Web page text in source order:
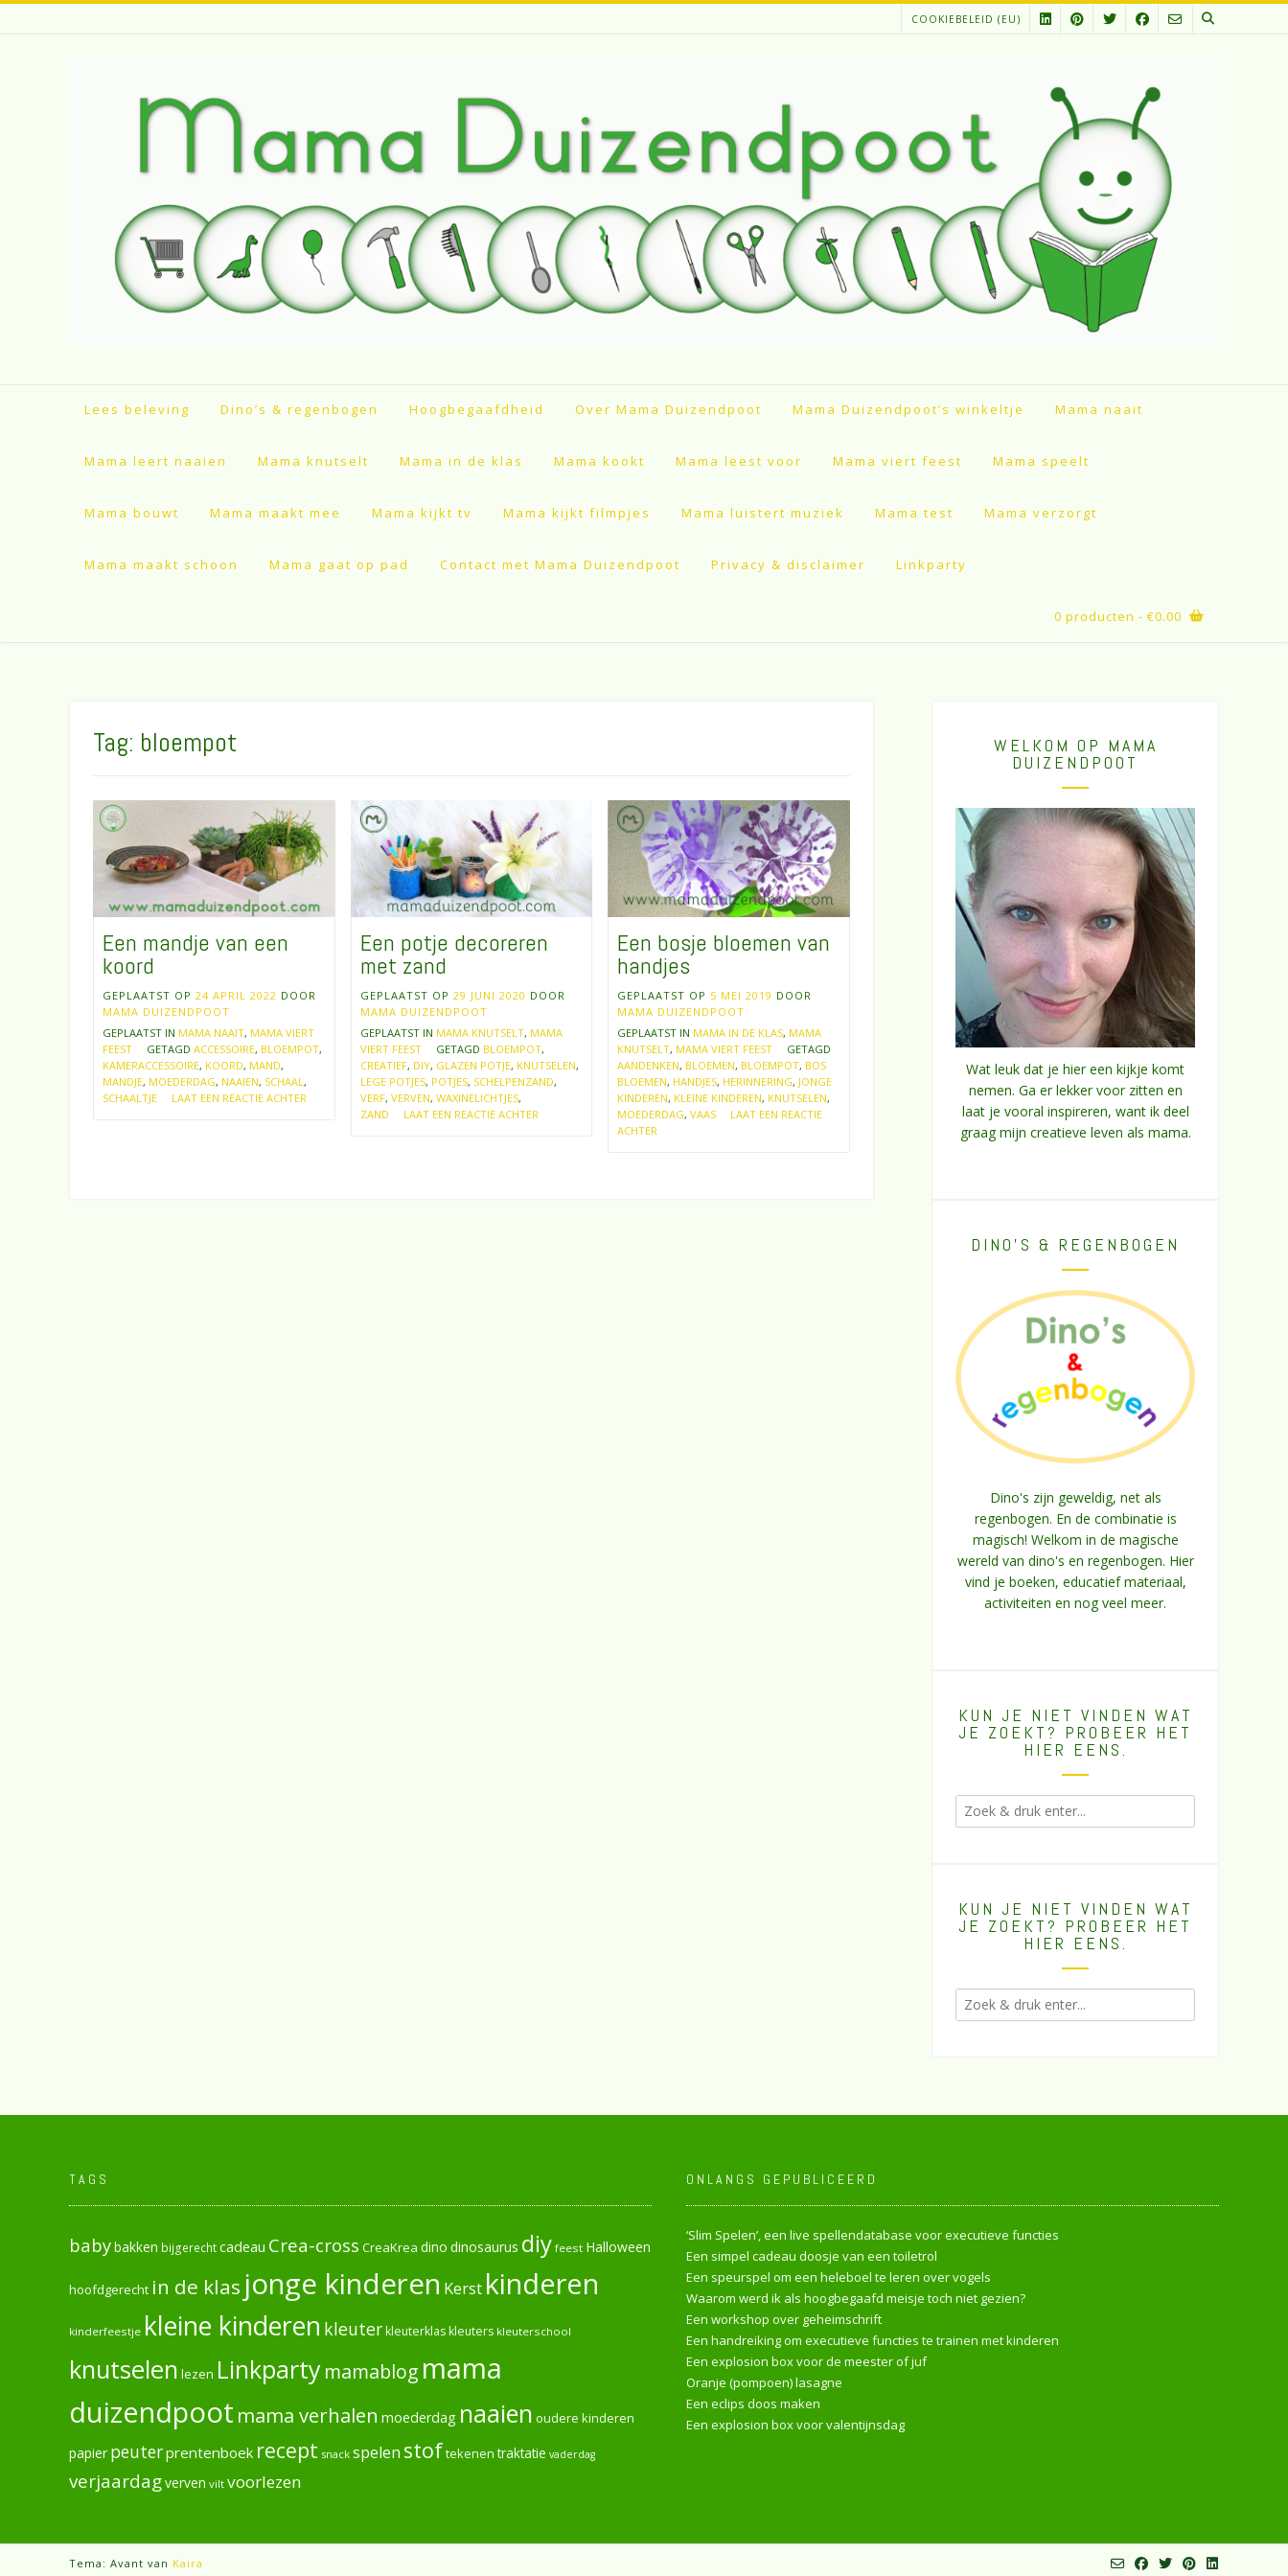
Spring
COOKIEBELEID (EU)
Lees beleving Dino’s & regenbogen Hoogbegaafdheid Over Mama Duizendpoot Mama Duizendpoot’s winkeltje Mama naait
Mama leert naaien Mama knutselt Mama in de klas Mama kookt Mama leest voor Mama viert feest Mama speelt
Mama bouwt Mama maakt mee Mama kijkt tv Mama kijkt filmpjes Mama luistert muziek Mama test Mama verzorgt
Mama maakt schoon Mama gaat op pad Contact met Mama Duizendpoot Privacy & disclaimer Linkparty
0 producten - €0.00
Tag: bloempot
Een mandje van een
koord
GEPLAATST OP 24 APRIL 2022 DOOR
MAMA DUIZENDPOOT
GEPLAATST IN MAMA NAAIT, MAMA VIERT
FEEST
GETAGD ACCESSOIRE, BLOEMPOT,
KAMERACCESSOIRE, KOORD, MAND,
MANDJE, MOEDERDAG, NAAIEN, SCHAAL ,
SCHAALTJE
LAAT EEN REACTIE ACHTER
Een potje decoreren
met zand
GEPLAATST OP 29 JUNI 2020 DOOR
MAMA DUIZENDPOOT
GEPLAATST IN MAMA KNUTSELT, MAMA
VIERT FEEST
GETAGD BLOEMPOT,
CREATIEF, DIY, GLAZEN POTJE, KNUTSELEN,
LEGE POTJES, POTJES, SCHELPENZAND,
VERF, VERVEN, WAXINELICHTJES,
ZAND
LAAT EEN REACTIE ACHTER
Een bosje bloemen van
handjes
GEPLAATST OP 5 MEI 2019 DOOR
MAMA DUIZENDPOOT
GEPLAATST IN MAMA IN DE KLAS, MAMA
KNUTSELT, MAMA VIERT FEEST
GETAGD
AANDENKEN, BLOEMEN, BLOEMPOT, BOS
BLOEMEN, HANDJES, HERINNERING, JONGE
KINDEREN, KLEINE KINDEREN, KNUTSELEN,
MOEDERDAG,VAAS
LAAT EEN REACTIE
ACHTER
WELKOM OP MAMA
DUIZENDPOOT
Wat leuk dat je hier een kijkje komt
nemen. Ga er lekker voor zitten en
laat je vooral inspireren, want ik deel
graag mijn creatieve leven als mama.
DINO’S & REGENBOGEN
Dino's zijn geweldig, net als
regenbogen. En de combinatie is
magisch! Welkom in de magische
wereld van dino's en regenbogen. Hier
vind je boeken, educatief materiaal,
activiteiten en nog veel meer.
KUN JE NIET VINDEN WAT
JE ZOEKT? PROBEER HET
HIER EENS.
KUN JE NIET VINDEN WAT
JE ZOEKT? PROBEER HET
HIER EENS.
TAGS
babybakken bijgerechtcadeau Crea-cross CreaKrea dino dinosaurus diy feest Halloween
hoofdgerecht in de klas jonge kinderen Kerst kinderen
kinderfeestje kleine kinderen kleuterkleuterklaskleuters kleuterschool
knutselen lezen Linkpartymamablog mama
duizendpoot mama verhalen moederdag naaien oudere kinderen
papier peuterprentenboek recept snack spelen stoftekenen traktatie vaderdag
verjaardagverven vilt voorlezen
ONLANGS GEPUBLICEERD
‘Slim Spelen’, een live spellendatabase voor executieve functies
Een simpel cadeau doosje van een toiletrol
Een speurspel om een heleboel te leren over vogels
Waarom werd ik als hoogbegaafd meisje toch niet gezien?
Een workshop over geheimschrift
Een handreiking om executieve functies te trainen met kinderen
Een explosion box voor de meester of juf
Oranje (pompoen) lasagne
Een eclips doos maken
Een explosion box voor valentijnsdag
Tema: Avant van Kaira